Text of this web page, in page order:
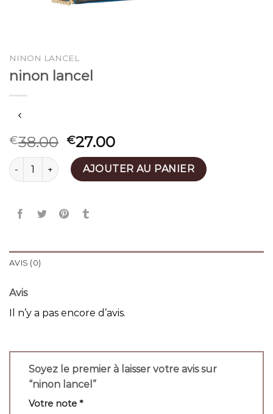
NINON LANCEL
ninon lancel
€38.00 €27.00
quantité de ninon lancelAJOUTER AU PANIER
AVIS (0)
Avis
Il n’y a pas encore d’avis.
Soyez le premier à laisser votre avis sur
“ninon lancel”
Votre note *